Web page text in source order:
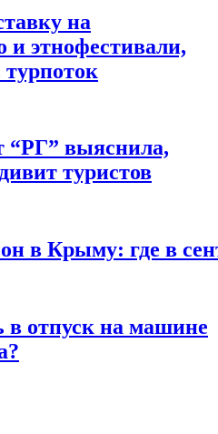
на
и этнофестивали,
“РГ” выяснила,
туристов
в Крыму: где в
в отпуск на машине